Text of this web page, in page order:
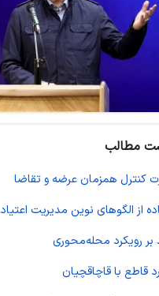
مطالب
کنترل همزمان عرضه و تقاضا
از الگوهای نوین مدیریت اعتیاد
بر رویکرد محله‌محوری
قاطع با قاچاقچیان